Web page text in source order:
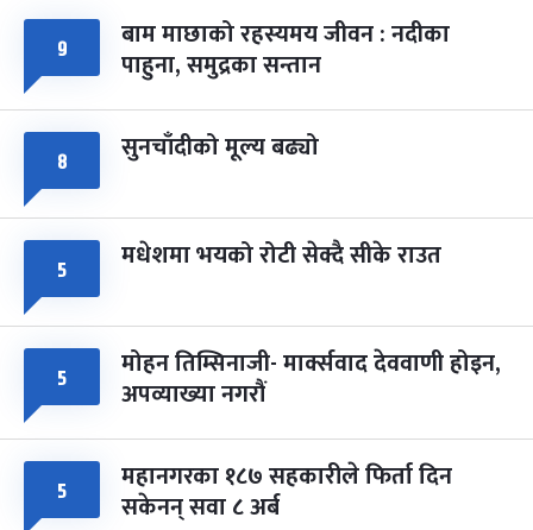
८ फागुपूर्णिमा
चैत्र ८, २०८३-Mar 22, 2027
७ महिना बाँकी
९ बाम माछाको रहस्यमय जीवन : नदीका
पाहुना, समुद्रका सन्तान
८ सुनचाँदीको मूल्य बढ्यो
५ मधेशमा भयको रोटी सेक्दै सीके राउत
५ मोहन तिम्सिनाजी- मार्क्सवाद देववाणी होइन,
अपव्याख्या नगरौं
५ महानगरका १८७ सहकारीले फिर्ता दिन
सकेनन् सवा ८ अर्ब